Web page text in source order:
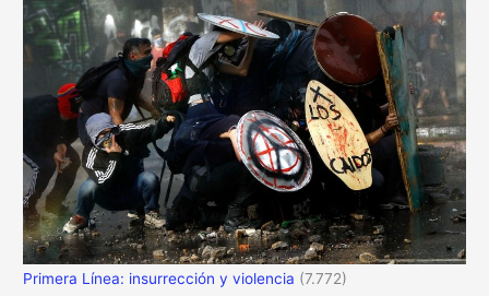
Primera Línea: insurrección y violencia (7.772)